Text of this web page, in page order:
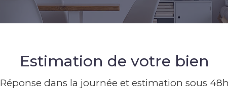
Estimation de votre bien
Réponse dans la journée et estimation sous